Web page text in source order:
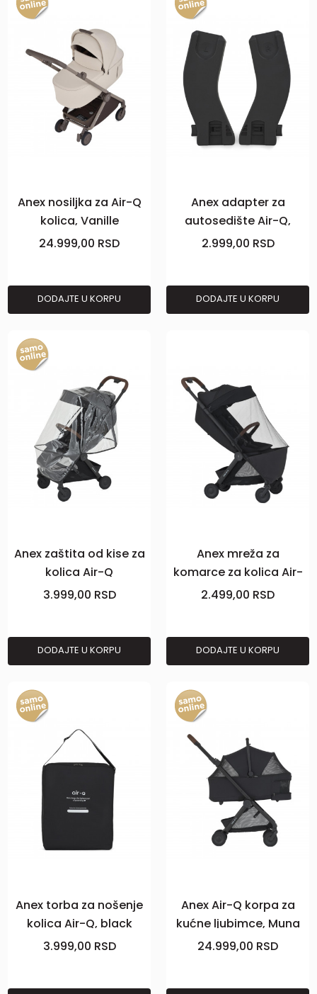
Anex nosiljka za Air-Q
kolica, Vanille
24.999,00 RSD
DODAJTE U KORPU
Anex adapter za
autosedište Air-Q,
black
2.999,00 RSD
DODAJTE U KORPU
Anex zaštita od kise za
kolica Air-Q
3.999,00 RSD
DODAJTE U KORPU
Anex mreža za
komarce za kolica Air-
Q, black
2.499,00 RSD
DODAJTE U KORPU
Anex torba za nošenje
kolica Air-Q, black
3.999,00 RSD
Anex Air-Q korpa za
kućne ljubimce, Muna
24.999,00 RSD